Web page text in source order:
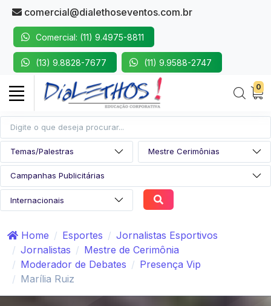
comercial@dialethoseventos.com.br
Comercial: (11) 9.4975-8811
(13) 9.8828-7677 (11) 9.9588-2747
0
Home Esportes
Jornalistas Esportivos
Jornalistas
Mestre de Cerimônia
Moderador de Debates
Presença Vip
Marília Ruiz